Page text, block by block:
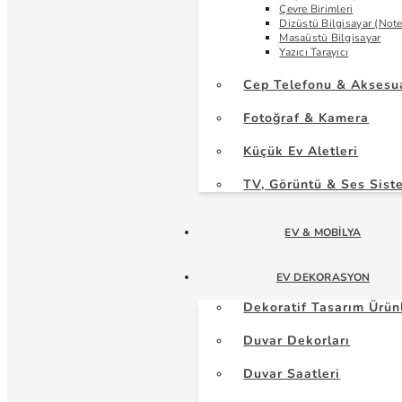
Çevre Birimleri
Dizüstü Bilgisayar
Masaüstü Bilgisayar
Yazıcı Tarayıcı
Cep Telefonu &
Fotoğraf & Kamera
Küçük Ev Aletleri
TV, Görüntü & Ses
EV & MOBILYA
EV DEKORASYON
Dekoratif Tasarım
Duvar Dekorları
Duvar Saatleri